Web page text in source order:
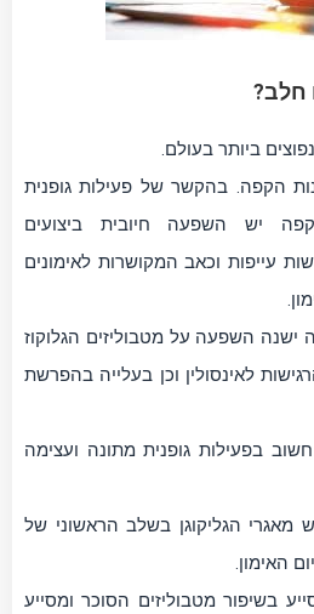
ביותר בעולם.
הקפה. בהקשר של פעילות גופנית
יש השפעה חיובית ביצועים
עייפות וכאב המקושרות לאימונים
ישנה השפעה על מטבוליזים הגלוקוז
לאינסולין וכן בעלייה בהפרשת
בפעילות גופנית מתונה ועצימה
מאגרי הגליקוגן בשלב הראשוני של
בשיפור מטבוליזים הסוכר ומסייע